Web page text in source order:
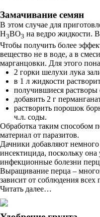
Замачивание семян
В этом случае для
H3BO3 на ведро жидкости.
Чтобы получить более
вещество не в воде, а в
марганцовки. Для этого
2 горки шелухи лука
в 1 л жидкости
получившиеся
добавить 2 г
растворить порошок
ч.л. соды.
Обработка таким способом
материал от паразитов.
Дачники добавляют
инсектицида, поскольку
инфекционные болезни
Выращивание перца –
зависит от соблюдения
Читать далее…